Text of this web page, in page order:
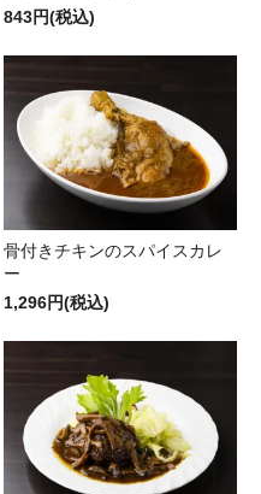
843円(税込)
骨付きチキンのスパイスカレ
ー
1,296円(税込)